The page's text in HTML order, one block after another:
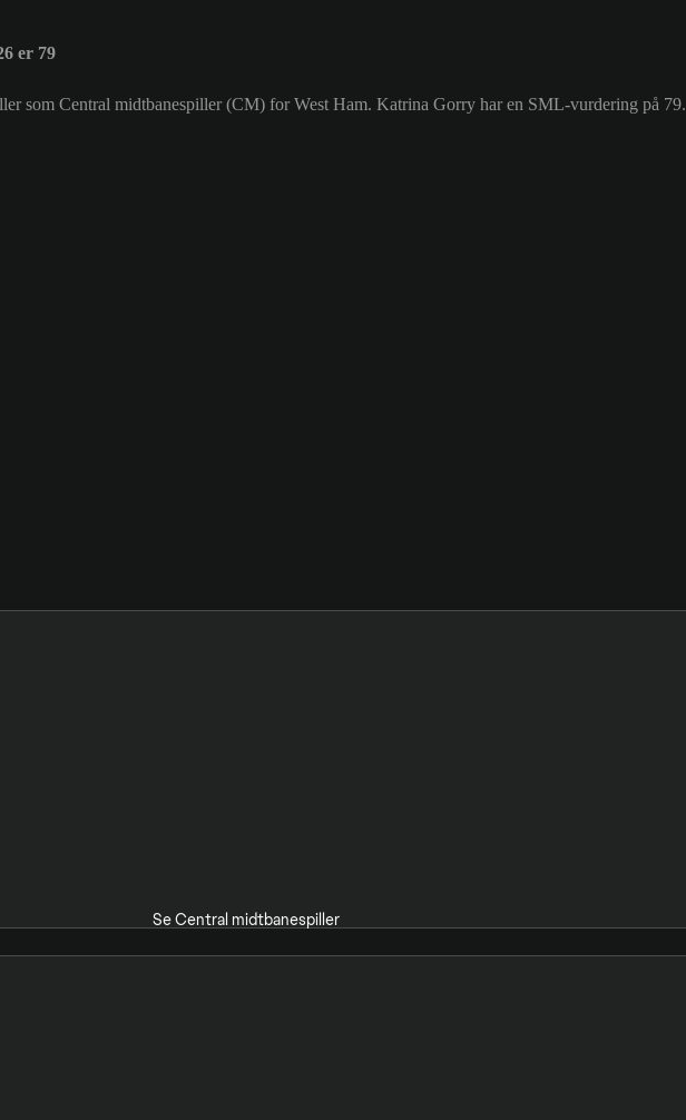
er 79
som Central midtbanespiller (CM) for West Ham. Katrina Gorry har en SML-vurdering på 79.
Se Central midtbanespiller